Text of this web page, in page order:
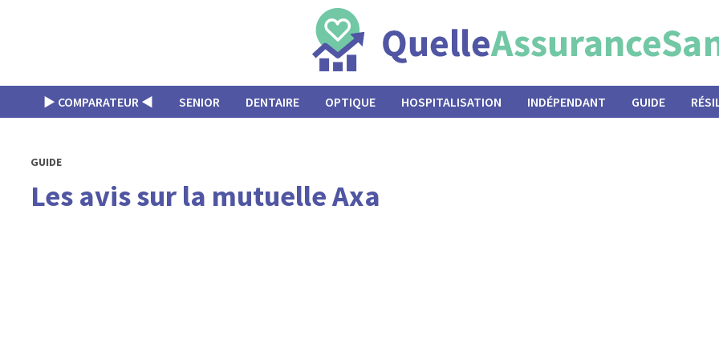
▶︎ COMPARATEUR ◀︎ SENIOR DENTAIRE OPTIQUE HOSPITALISATION INDÉPENDANT GUIDE
GUIDE
Les avis sur la mutuelle Axa